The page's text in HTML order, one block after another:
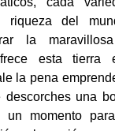
riqueza del
la
esta tierra
la pena
descorches una
un momento